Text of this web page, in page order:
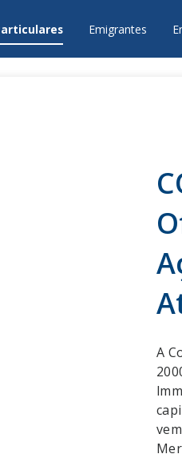
Emigrantes
A